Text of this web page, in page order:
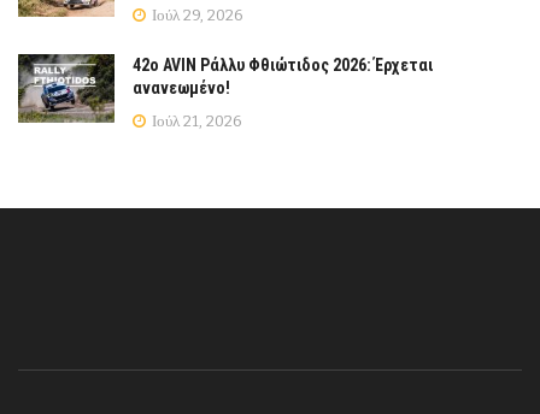
Ιούλ 29, 2026
42ο AVIN Ράλλυ Φθιώτιδος 2026: Έρχεται
ανανεωμένο!
Ιούλ 21, 2026